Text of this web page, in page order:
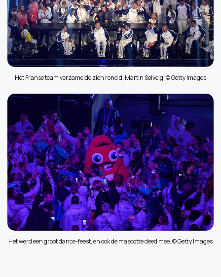
Het Franse team verzamelde zich rond dj Martin Solveig. © Getty Images
Het werd een groot dance-feest, en ook de mascotte deed mee. © Getty Images